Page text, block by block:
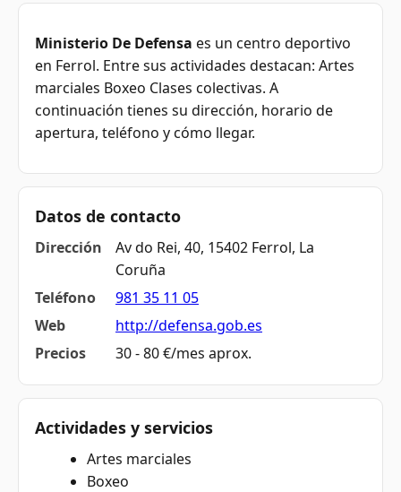
Ministerio De Defensa es un centro deportivo
en Ferrol. Entre sus actividades destacan: Artes
marciales Boxeo Clases colectivas. A
continuación tienes su dirección, horario de
apertura, teléfono y cómo llegar.
Datos de contacto
Dirección
Av do Rei, 40, 15402 Ferrol, La
Coruña
Teléfono
981 35 11 05
Web
http://defensa.gob.es
Precios
30 - 80 €/mes aprox.
Actividades y servicios
Artes marciales
Boxeo